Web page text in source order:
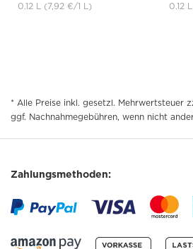
0.12 L (7,92 €/1 L) 0.12 L
* Alle Preise inkl. gesetzl. Mehrwertsteuer
ggf. Nachnahmegebühren, wenn nicht
Zahlungsmethoden: